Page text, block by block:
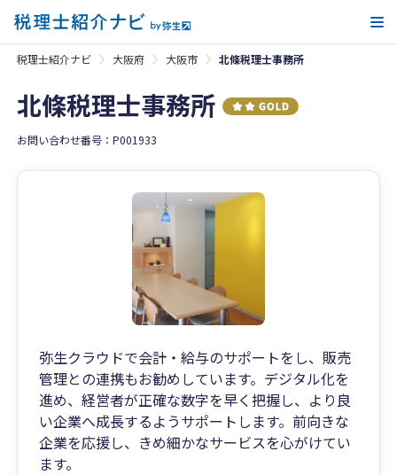
税理士紹介ナビ 大阪府 大阪市 北條税理士事務所
北條税理士事務所
お問い合わせ番号：P001933
弥生クラウドで会計・給与のサポートをし、販売
管理との連携もお勧めしています。デジタル化を
進め、経営者が正確な数字を早く把握し、より良
い企業へ成長するようサポートします。前向きな
企業を応援し、きめ細かなサービスを心がけてい
ます。